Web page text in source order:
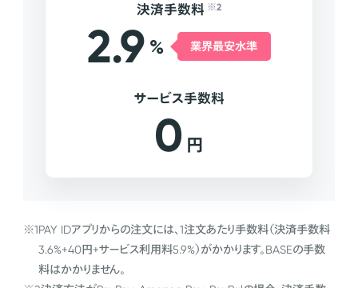
決済手数料 ※2
2.9 % 業界最安水準
サービス手数料
0 円
※1PAY IDアプリからの注文には、1注文あたり手数料（決済手数料
3.6%+40円+サービス利用料5.9%）がかかります。BASEの手数
料はかかりません。